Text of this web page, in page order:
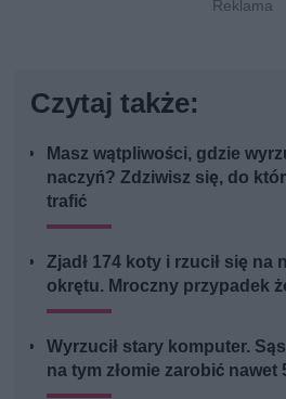
Czytaj także:
Masz wątpliwości, gdzie
naczyń? Zdziwisz się, do
trafić
Zjadł 174 koty i rzucił się na
okrętu. Mroczny przypadek
Wyrzucił stary komputer.
na tym złomie zarobić nawet